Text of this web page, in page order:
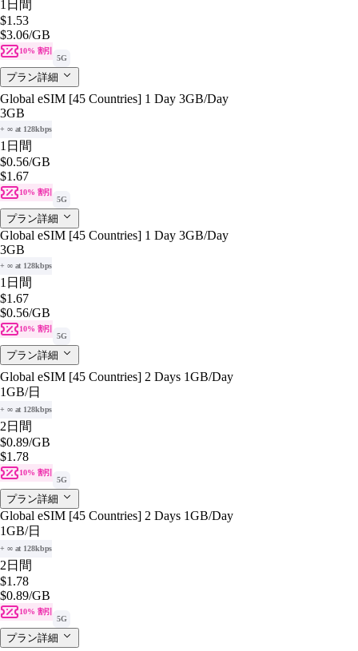
1日間
$1.53
$3.06/GB
10% 割引
5G
プラン詳細
Global eSIM [45 Countries] 1 Day 3GB/Day
3GB
+ ∞ at 128kbps
1日間
$0.56/GB
$1.67
10% 割引
5G
プラン詳細
Global eSIM [45 Countries] 1 Day 3GB/Day
3GB
+ ∞ at 128kbps
1日間
$1.67
$0.56/GB
10% 割引
5G
プラン詳細
Global eSIM [45 Countries] 2 Days 1GB/Day
1GB/日
+ ∞ at 128kbps
2日間
$0.89/GB
$1.78
10% 割引
5G
プラン詳細
Global eSIM [45 Countries] 2 Days 1GB/Day
1GB/日
+ ∞ at 128kbps
2日間
$1.78
$0.89/GB
10% 割引
5G
プラン詳細